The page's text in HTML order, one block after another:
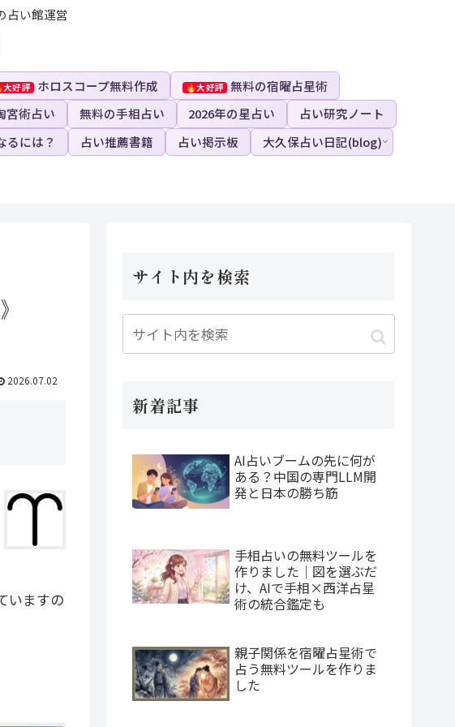
占い館運営
ホロスコープ無料作成
無料の宿曜占星術
宮術占い 無料の手相占い 2026年の星占い
占い研究ノート
るには？ 占い推薦書籍 占い掲示板
大久保占い日記(blog)
2026.07.02
いますの
サイト内を検索
新着記事
AI占いブームの先に何が
ある？中国の専門LLM開
発と日本の勝ち筋
手相占いの無料ツールを
作りました｜図を選ぶだ
け、AIで手相×西洋占星
術の統合鑑定も
親子関係を宿曜占星術で
占う無料ツールを作りま
した